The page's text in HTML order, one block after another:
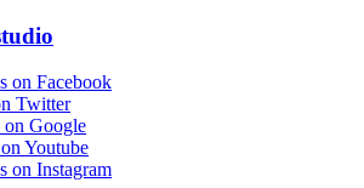
on Facebook
Twitter
on Google
Youtube
on Instagram